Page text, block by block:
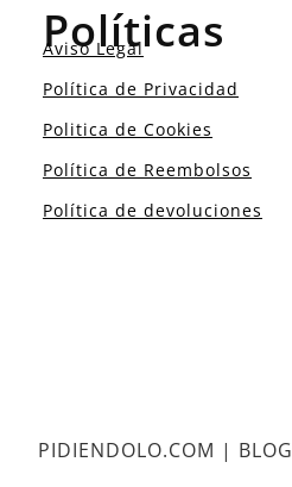
Políticas
Aviso Legal
Política de Privacidad
Politica de Cookies
Política de Reembolsos
Política de devoluciones
PIDIENDOLO.COM | BLOG